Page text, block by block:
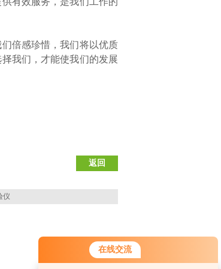
在线交流
倍感珍惜，我们将以优质
我们，才能使我们的发展
返回
仪